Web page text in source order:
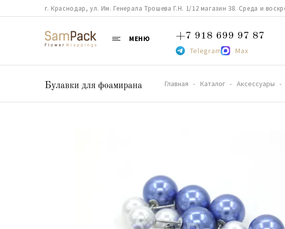
г. Краснодар, ул. Им. Генерала Трошева Г.Н. 1/12 магазин 38. Среда и
МЕНЮ +7 918 699 97 87
Telegram Max
Булавки для фоамирана Главная Каталог Аксессуары